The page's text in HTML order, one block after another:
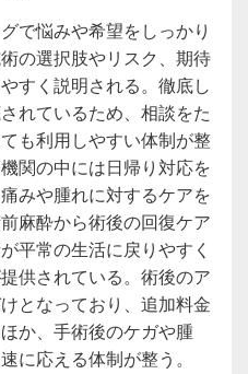
で悩みや希望をしっかり
の選択肢やリスク、期待
すく説明される。徹底し
れているため、相談をた
も利用しやすい体制が整
関の中には日帰り対応を
みや腫れに対するケアを
麻酔から術後の回復ケア
平常の生活に戻りやすく
供されている。術後のア
となっており、追加料金
か、手術後のケガや腫
に応える体制が整う。